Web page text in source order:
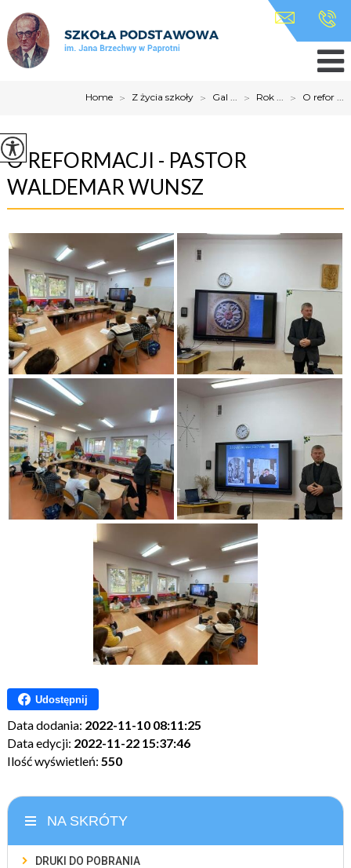
Home > Z życia szkoły > Gal ... > Rok ... > O refor ...
O REFORMACJI - PASTOR
WALDEMAR WUNSZ
Udostępnij
Data dodania: 2022-11-10 08:11:25
Data edycji: 2022-11-22 15:37:46
Ilość wyświetleń: 550
NA SKRÓTY
DRUKI DO POBRANIA